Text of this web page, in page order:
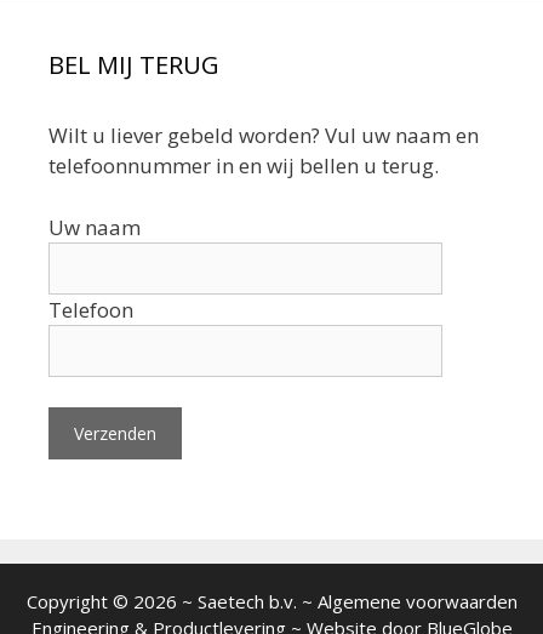
BEL MIJ TERUG
Wilt u liever gebeld worden? Vul uw naam en
telefoonnummer in en wij bellen u terug.
Uw naam
Telefoon
Copyright © 2026 ~ Saetech b.v. ~ Algemene voorwaarden
Engineering& Productlevering~ Website door BlueGlobe